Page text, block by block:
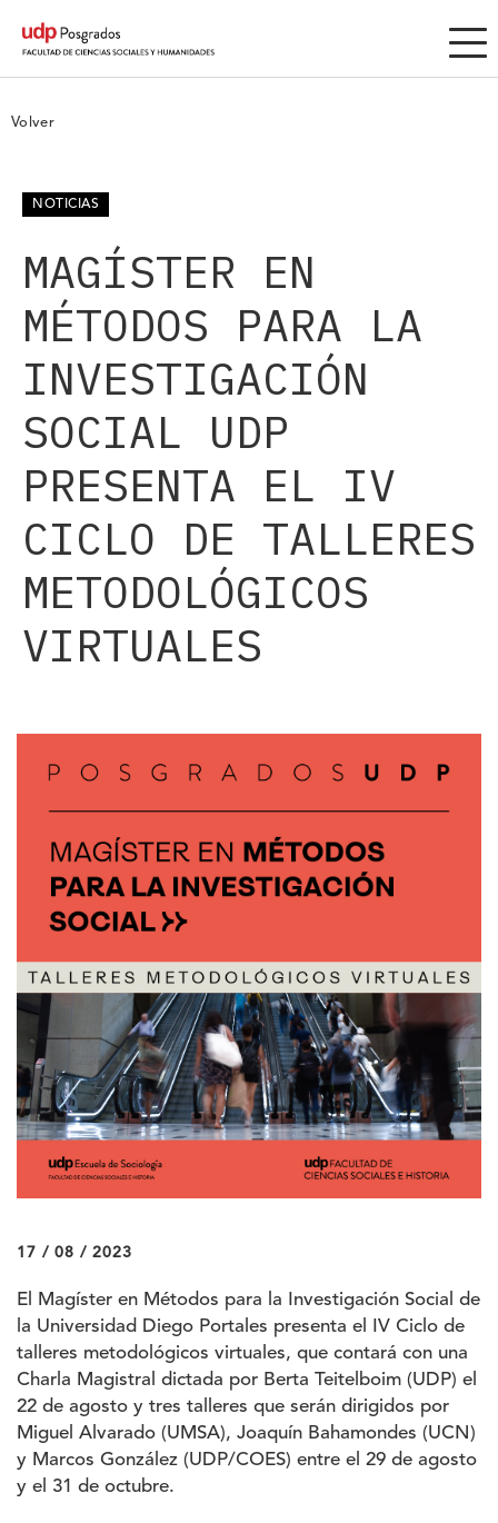
Volver
NOTICIAS
MAGÍSTER EN
MÉTODOS PARA LA
INVESTIGACIÓN
SOCIAL UDP
PRESENTA EL IV
CICLO DE TALLERES
METODOLÓGICOS
VIRTUALES
17 / 08 / 2023
El Magíster en Métodos para la Investigación Social de
la Universidad Diego Portales presenta el IV Ciclo de
talleres metodológicos virtuales, que contará con una
Charla Magistral dictada por Berta Teitelboim (UDP) el
22 de agosto y tres talleres que serán dirigidos por
Miguel Alvarado (UMSA), Joaquín Bahamondes (UCN)
y Marcos González (UDP/COES) entre el 29 de agosto
y el 31 de octubre.